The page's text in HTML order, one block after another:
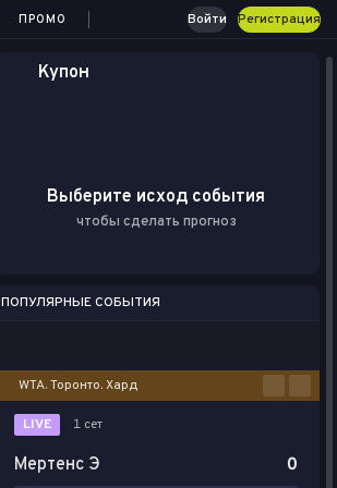
ПРОМО Войти Регистрация
Купон
Выберите исход события
чтобы сделать прогноз
ПОПУЛЯРНЫЕ СОБЫТИЯ
WTA. Торонто. Хард
LIVE 1 сет
Мертенс Э
0